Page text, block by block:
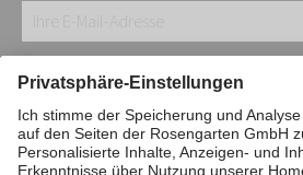
E-
Mail-
Adresse:
*
Impressum Datenschutz
Interne Meldestelle